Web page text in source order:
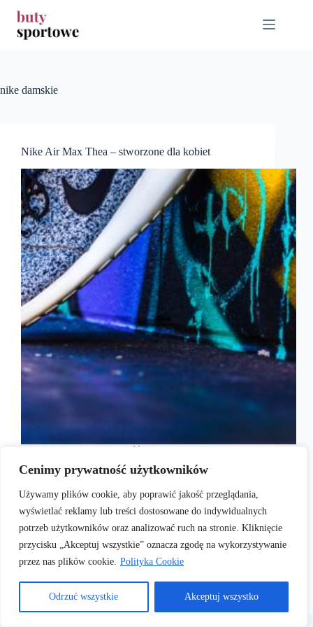
Cenimy prywatność użytkowników
Używamy plików cookie, aby poprawić jakość przeglądania,
wyświetlać reklamy lub treści dostosowane do indywidualnych
potrzeb użytkowników oraz analizować ruch na stronie. Kliknięcie
przycisku „Akceptuj wszystkie” oznacza zgodę na wykorzystywanie
przez nas plików cookie. Polityka Cookie
Odrzuć wszystkie Akceptuj wszystko
treści
nike damskie
Nike Air Max Thea – stworzone dla kobiet
W serii Air Max większość modeli ma charakter
uniwersalny, co oznacza, że nie są one przeznaczone
dla konkretnej płci. Jednak w legendarnej linii
obuwia, zapoczątkowanej…
19/10/2017